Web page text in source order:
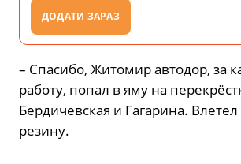
ДОДАТИ ЗАРАЗ
– Спасибо, Житомир автодор, за
работу, попал в яму на
Бердичевская и Гагарина.
резину.